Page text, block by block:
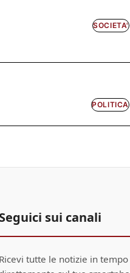
SOCIETA'
POLITICA
Seguici sui canali
Ricevi tutte le notizie in